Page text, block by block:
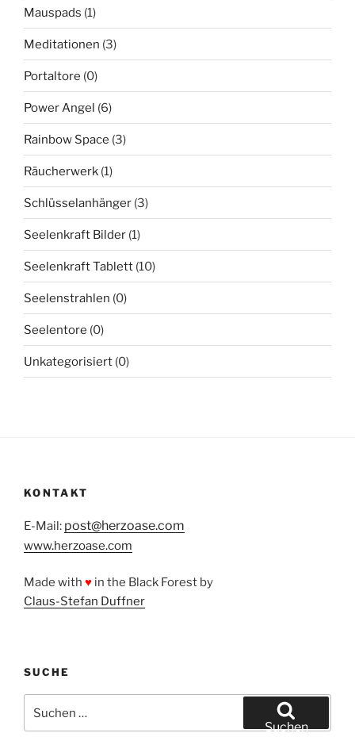
Mauspads (1)
Meditationen (3)
Portaltore (0)
Power Angel (6)
Rainbow Space (3)
Räucherwerk (1)
Schlüsselanhänger (3)
Seelenkraft Bilder (1)
Seelenkraft Tablett (10)
Seelenstrahlen (0)
Seelentore (0)
Unkategorisiert (0)
KONTAKT
E-Mail: post@herzoase.com
www.herzoase.com
Made with ♥ in the Black Forest by
Claus-Stefan Duffner
SUCHE
nach:
Suchen